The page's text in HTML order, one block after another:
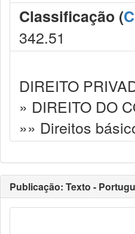
Classificação (
342.51
DIREITO
» DIREITO DO
»» Direitos
Publicação: Texto -